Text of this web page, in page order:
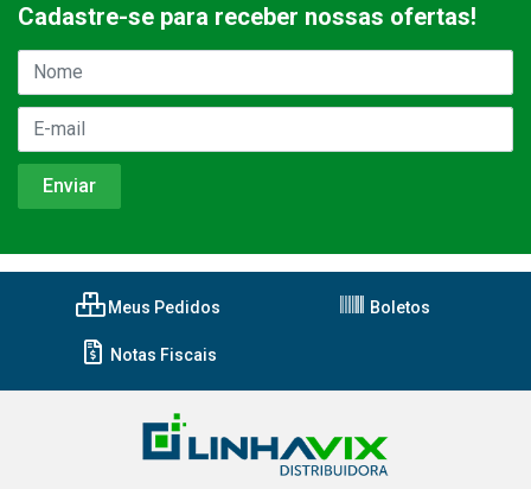
Cadastre-se para receber nossas ofertas!
Meus Pedidos Boletos
Notas Fiscais